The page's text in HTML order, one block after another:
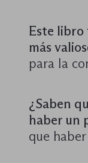
Este libro
más
para la
¿Saben
haber un
que